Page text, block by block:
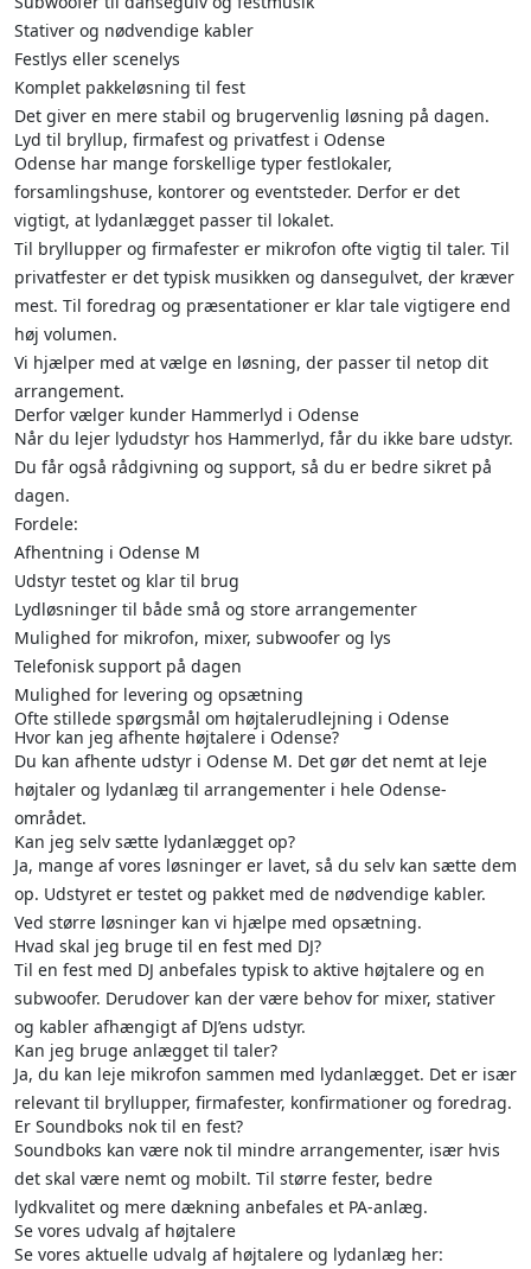
Stativer og nødvendige kabler
Festlys eller scenelys
Komplet pakkeløsning til fest
Det giver en mere stabil og brugervenlig løsning på dagen.
Lyd til bryllup, firmafest og privatfest i Odense
Odense har mange forskellige typer festlokaler,
forsamlingshuse, kontorer og eventsteder. Derfor er det
vigtigt, at lydanlægget passer til lokalet.
Til bryllupper og firmafester er mikrofon ofte vigtig til taler. Til
privatfester er det typisk musikken og dansegulvet, der kræver
mest. Til foredrag og præsentationer er klar tale vigtigere end
høj volumen.
Vi hjælper med at vælge en løsning, der passer til netop dit
arrangement.
Derfor vælger kunder Hammerlyd i Odense
Når du lejer lydudstyr hos Hammerlyd, får du ikke bare udstyr.
Du får også rådgivning og support, så du er bedre sikret på
dagen.
Fordele:
Afhentning i Odense M
Udstyr testet og klar til brug
Lydløsninger til både små og store arrangementer
Mulighed for mikrofon, mixer, subwoofer og lys
Telefonisk support på dagen
Mulighed for levering og opsætning
Ofte stillede spørgsmål om højtalerudlejning i Odense
Hvor kan jeg afhente højtalere i Odense?
Du kan afhente udstyr i Odense M. Det gør det nemt at leje
højtaler og lydanlæg til arrangementer i hele Odense-
området.
Kan jeg selv sætte lydanlægget op?
Ja, mange af vores løsninger er lavet, så du selv kan sætte dem
op. Udstyret er testet og pakket med de nødvendige kabler.
Ved større løsninger kan vi hjælpe med opsætning.
Hvad skal jeg bruge til en fest med DJ?
Til en fest med DJ anbefales typisk to aktive højtalere og en
subwoofer. Derudover kan der være behov for mixer, stativer
og kabler afhængigt af DJ’ens udstyr.
Kan jeg bruge anlægget til taler?
Ja, du kan leje mikrofon sammen med lydanlægget. Det er især
relevant til bryllupper, firmafester, konfirmationer og foredrag.
Er Soundboks nok til en fest?
Soundboks kan være nok til mindre arrangementer, især hvis
det skal være nemt og mobilt. Til større fester, bedre
lydkvalitet og mere dækning anbefales et PA-anlæg.
Se vores udvalg af højtalere
Se vores aktuelle udvalg af højtalere og lydanlæg her: